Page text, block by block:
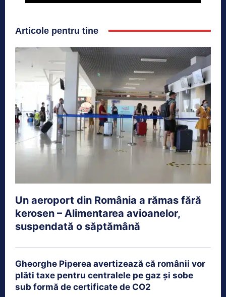
Articole pentru tine
Un aeroport din România a rămas fără
kerosen – Alimentarea avioanelor,
suspendată o săptămână
Gheorghe Piperea avertizează că românii vor
plăti taxe pentru centralele pe gaz și sobe
sub formă de certificate de CO2